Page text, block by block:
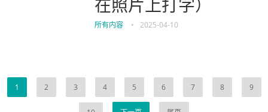
在照片上打字）
所有内容 • 2025-04-10
1 2 3 4 5 6 7 8 9